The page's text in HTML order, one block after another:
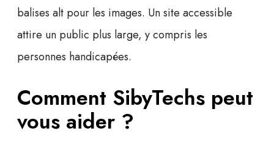
balises alt pour les images. Un site accessible
attire un public plus large, y compris les
personnes handicapées.
Comment SibyTechs peut
vous aider ?